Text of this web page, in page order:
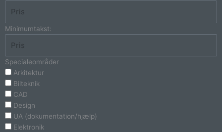
Minimumtakst:
Specialeområder
Arkitektur
Bilteknik
CAD
Design
UA (dokumentation/hjælp)
Elektronik